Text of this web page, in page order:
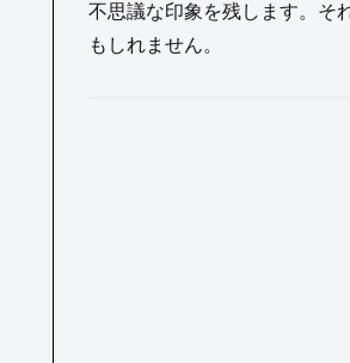
不思議な印象を残します。そ
もしれません。